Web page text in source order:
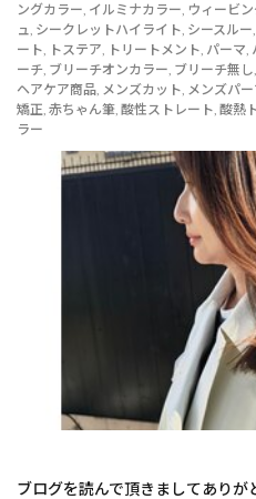
ングカラー, イルミナカラー, ウィービ
ュ, シークレットハイライト, シースルー,
ート, トステア, トリートメント, パーマ,
ーチ, ブリーチオンカラー, ブリーチ無し,
ヘアケア商品, メンズカット, メンズパー
矯正, 赤ちゃん筆, 酸性ストレート, 酸熱
ラー
ブログを読んで頂きましてありが
三条
ロングスタイルが
レイヤーカットが得意な美容師
リタッチカラー 御池
メ
酸熱トリートメントが得意
髪質改
髪ドラつるりんちょ
髪ド
韓国風が得意な
烏丸御池女
美容室
白髪染め
白髪ぼかしが得意
白髪
白髪ぼかし
30代
エイジングケア
ウィー